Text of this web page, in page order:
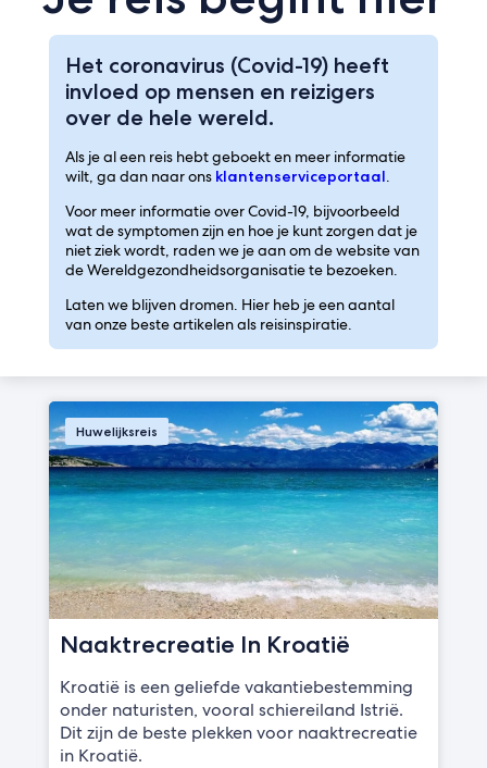
Het coronavirus (Covid-19) heeft
invloed op mensen en reizigers
over de hele wereld.
Als je al een reis hebt geboekt en meer informatie
wilt, ga dan naar ons klantenserviceportaal.
Voor meer informatie over Covid-19, bijvoorbeeld
wat de symptomen zijn en hoe je kunt zorgen dat je
niet ziek wordt, raden we je aan om de website van
de Wereldgezondheidsorganisatie te bezoeken.
Laten we blijven dromen. Hier heb je een aantal
van onze beste artikelen als reisinspiratie.
Huwelijksreis
Naaktrecreatie In Kroatië
Kroatië is een geliefde vakantiebestemming
onder naturisten, vooral schiereiland Istrië.
Dit zijn de beste plekken voor naaktrecreatie
in Kroatië.